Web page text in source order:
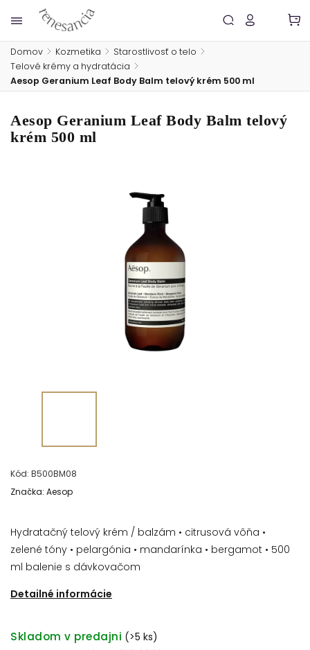
Domov / Kozmetika / Starostlivosť o telo /
Telové krémy a hydratácia /
Aesop Geranium Leaf Body Balm telový krém 500 ml
Aesop Geranium Leaf Body Balm telový
krém 500 ml
Kód: B500BM08
Hydratačný telový krém / balzám • citrusová vôňa •
zelené tóny • pelargónia • mandarínka • bergamot • 500
ml balenie s dávkovačom
Detailné informácie
Značka: Aesop
Skladom v predajni (>5 ks)